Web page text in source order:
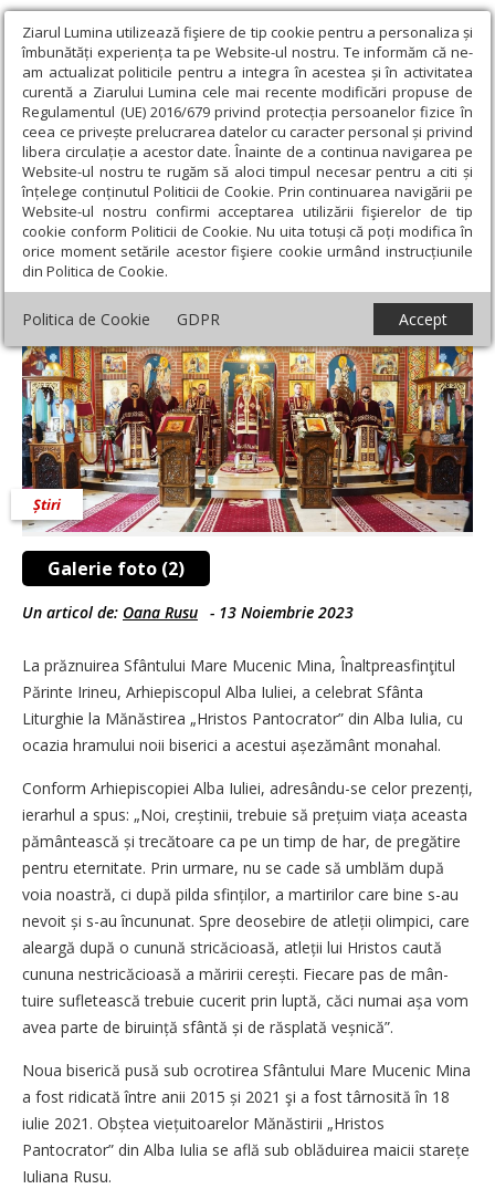
Ziarul Lumina utilizează fişiere de tip cookie pentru a personaliza și
îmbunătăți experiența ta pe Website-ul nostru. Te informăm că ne-
am actualizat politicile pentru a integra în acestea și în activitatea
curentă a Ziarului Lumina cele mai recente modificări propuse de
Regulamentul (UE) 2016/679 privind protecția persoanelor fizice în
ceea ce privește prelucrarea datelor cu caracter personal și privind
libera circulație a acestor date. Înainte de a continua navigarea pe
Website-ul nostru te rugăm să aloci timpul necesar pentru a citi și
înțelege conținutul Politicii de Cookie. Prin continuarea navigării pe
Website-ul nostru confirmi acceptarea utilizării fişierelor de tip
cookie conform Politicii de Cookie. Nu uita totuși că poți modifica în
orice moment setările acestor fişiere cookie urmând instrucțiunile
din Politica de Cookie.
Politica de Cookie GDPR Accept
Ziarul Lumina › Actualitate religioasă › Știri › Sfântul Mina,
hramul noii biserici a Mănăstirii „Hristos Pantocrator” din Alba Iulia
Sfântul Mina, hramul noii biserici a
Mănăstirii „Hristos Pantocrator” din Alba
Iulia
Galerie foto (2)
Știri
Un articol de: Oana Rusu - 13 Noiembrie 2023
La prăznuirea Sfântului Mare Mucenic Mina, Înaltprea­sfinţitul
Părinte Irineu, Arhiepiscopul Alba Iuliei, a celebrat Sfânta
Liturghie la Mănăstirea „Hristos Pantocrator” din Alba Iulia, cu
ocazia hramului noii biserici a acestui așezământ monahal.
Conform Arhiepiscopiei Alba Iuliei, adresându-se celor prezenți,
ierarhul a spus: „Noi, creștinii, trebuie să prețuim viața aceasta
pământească și trecătoare ca pe un timp de har, de pregătire
pentru eternitate. Prin urmare, nu se cade să umblăm după
voia noastră, ci după pilda sfinților, a martirilor care bine s-au
nevoit și s-au încununat. Spre deosebire de atleții olimpici, care
aleargă după o cunună stricăcioasă, atleții lui Hristos caută
cununa nestricăcioasă a măririi cerești. Fiecare pas de mân­
tuire sufletească trebuie cucerit prin luptă, căci numai așa vom
avea parte de biruință sfântă și de răsplată veșnică”.
Noua biserică pusă sub ocrotirea Sfântului Mare Mucenic Mina
a fost ridicată între anii 2015 și 2021 şi a fost târnosită în 18
iulie 2021. Obștea viețuitoarelor Mănăstirii „Hristos
Pantocrator” din Alba Iulia se află sub oblăduirea maicii starețe
Iuliana Rusu.